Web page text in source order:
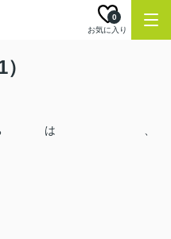
お気に入り
0
は 、